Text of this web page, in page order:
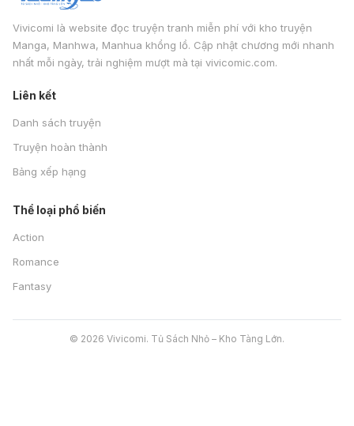
Vivicomi là website đọc truyện tranh miễn phí với kho truyện
Manga, Manhwa, Manhua khổng lồ. Cập nhật chương mới nhanh
nhất mỗi ngày, trải nghiệm mượt mà tại vivicomic.com.
Liên kết
Danh sách truyện
Truyện hoàn thành
Bảng xếp hạng
Thể loại phổ biến
Action
Romance
Fantasy
© 2026 Vivicomi. Tủ Sách Nhỏ – Kho Tàng Lớn.